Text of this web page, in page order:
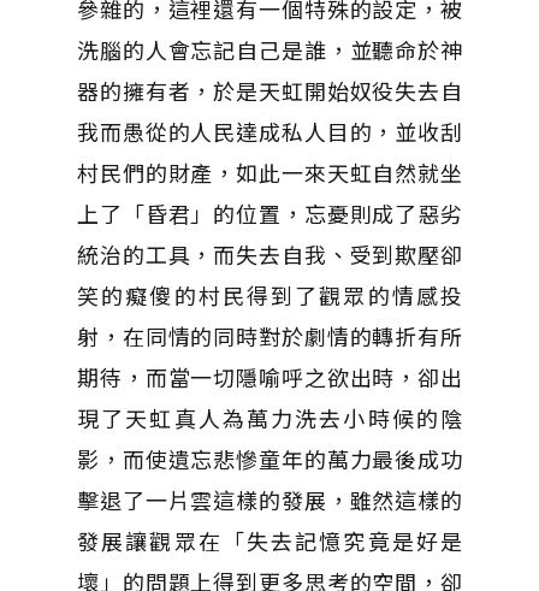
參雜的，這裡還有一個特殊的設定，被
洗腦的人會忘記自己是誰，並聽命於神
器的擁有者，於是天虹開始奴役失去自
我而愚從的人民達成私人目的，並收刮
村民們的財產，如此一來天虹自然就坐
上了「昏君」的位置，忘憂則成了惡劣
統治的工具，而失去自我、受到欺壓卻
笑的癡傻的村民得到了觀眾的情感投
射，在同情的同時對於劇情的轉折有所
期待，而當一切隱喻呼之欲出時，卻出
現了天虹真人為萬力洗去小時候的陰
影，而使遺忘悲慘童年的萬力最後成功
擊退了一片雲這樣的發展，雖然這樣的
發展讓觀眾在「失去記憶究竟是好是
壞」的問題上得到更多思考的空間，卻